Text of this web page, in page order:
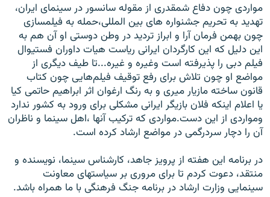
مواردی چون دفاع شمقدری از مقوله سانسور در سینمای ایران،
تهدید به تحریم جشنواره های بین المللی،حمله به فیلمسازی
چون بهمن فرمان آرا و ابراز تردید در وطن دوستی او آن هم به
این دلیل که این کارگردان ایرانی ریاست هیات داوران فستیوال
فیلم دبی را پذیرفته است وغیره و غیره...تا طیف دیگری از
مواضع او چون تلاش برای رفع توقیف فیلم‌هایی چون کتاب
قانون ساخته مازیار میری و به رنگ ارغوان اثر ابراهیم حاتمی کیا
یا اعلام اینکه فلان بازیگر ایرانی مشکلی برای ورود به کشور ندارد
ومواردی از این دست.مواردی که ترکیب آنها ،اهل سینما و ناظران
آن را دچار سردرگمی در مواضع ارشاد کرده است.
در برنامه این هفته از پرویز جاهد، کارشناس سینما، نویسنده و
منتقد، دعوت کردم تا برای مروری بر سیاستهای معاونت
سینمایی وزارت ارشاد در برنامه جنگ فرهنگی با ما همراه باشد.